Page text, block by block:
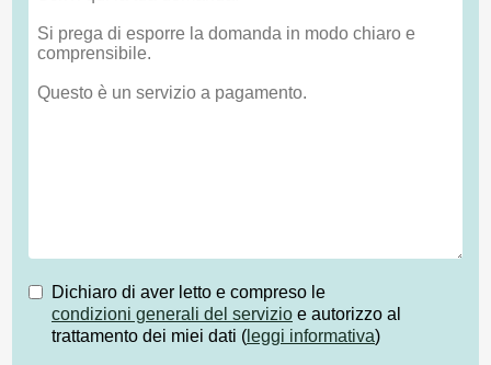
Dichiaro di aver letto e compreso le
condizioni generali del servizio e autorizzo al
trattamento dei miei dati ( leggi informativa)